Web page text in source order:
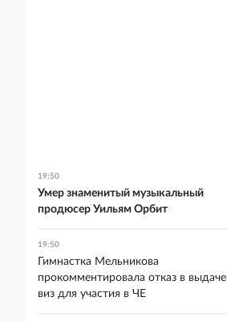
19:50
Умер знаменитый музыкальный
продюсер Уильям Орбит
19:50
Гимнастка Мельникова
прокомментировала отказ в выдаче
виз для участия в ЧЕ